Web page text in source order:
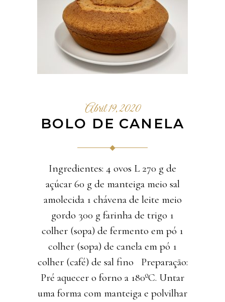
Abril 19, 2020
BOLO DE CANELA
Ingredientes: 4 ovos L 270 g de
açúcar 60 g de manteiga meio sal
amolecida 1 chávena de leite meio
gordo 300 g farinha de trigo 1
colher (sopa) de fermento em pó 1
colher (sopa) de canela em pó 1
colher (café) de sal fino Preparação:
Pré aquecer o forno a 180ºC. Untar
uma forma com manteiga e polvilhar